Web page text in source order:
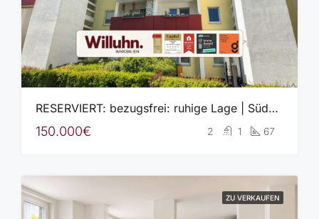
RESERVIERT: bezugsfrei: ruhige Lage | Südostbalkon | Aufzug | Fernwärme | Blick ins Grüne
150.000€ 2 1 67
ZU VERKAUFEN